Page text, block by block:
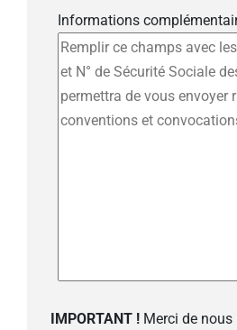
Informations
IMPORTANT ! Merci de nous